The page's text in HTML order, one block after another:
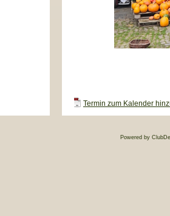
Termin zum Kalender
Powered by